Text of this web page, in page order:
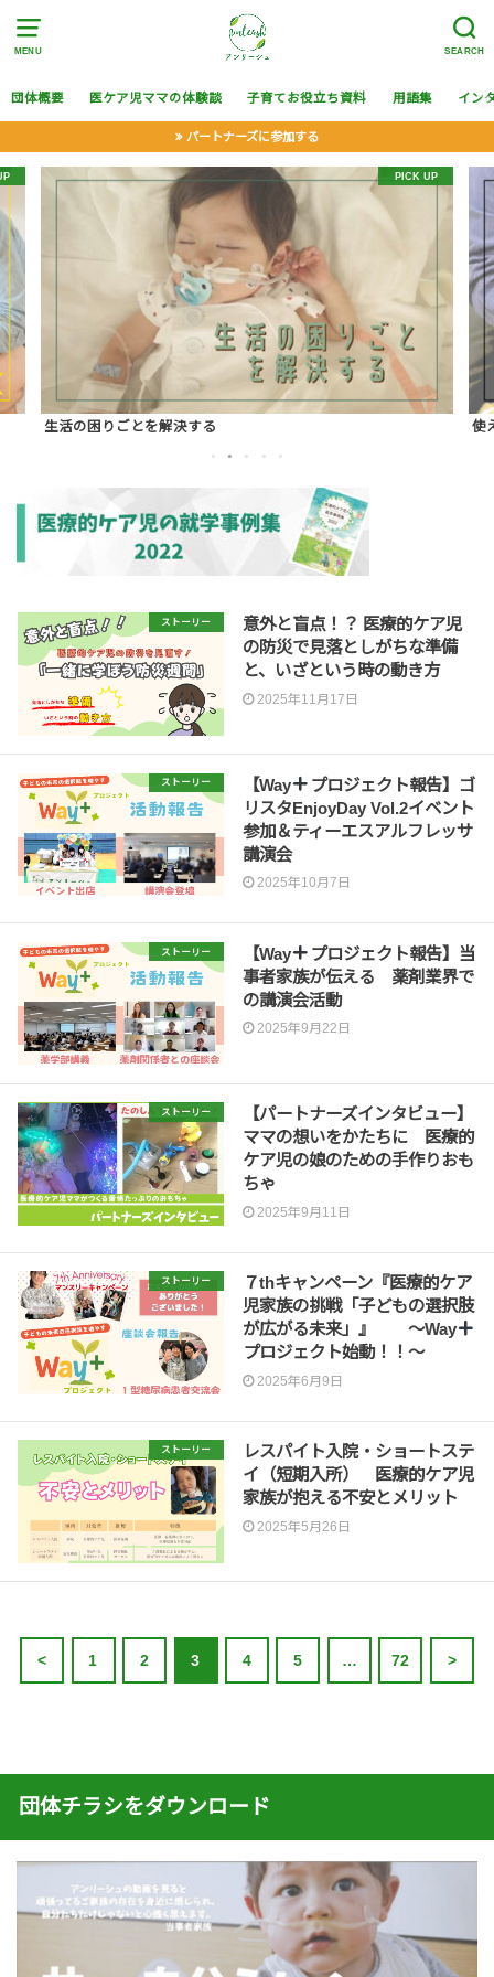
MENU SEARCH
団体概要 医ケア児ママの体験談 子育てお役立ち資料 用語集 イン
パートナーズに参加する
生活の困りごとを解決する 使
1 2 3 4 5
ストーリー
意外と盲点！？ 医療的ケア児
の防災で見落としがちな準備
と、いざという時の動き方
2025年11月17日
ストーリー 【Way
プロジェクト報告】ゴ
リスタEnjoyDay Vol.2イベント
参加＆ティーエスアルフレッサ
講演会
2025年10月7日
ストーリー 【Way
プロジェクト報告】当
事者家族が伝える 薬剤業界で
の講演会活動
2025年9月22日
ストーリー
【パートナーズインタビュー】
ママの想いをかたちに 医療的
ケア児の娘のための手作りおも
ちゃ
2025年9月11日
ストーリー
７thキャンペーン『医療的ケア
児家族の挑戦「子どもの選択肢
が広がる未来」』 〜Way
プロジェクト始動！！〜
2025年6月9日
ストーリー
レスパイト入院・ショートステ
イ（短期入所） 医療的ケア児
家族が抱える不安とメリット
2025年5月26日
< 1 2 3 4 5 … 72 >
団体チラシをダウンロード